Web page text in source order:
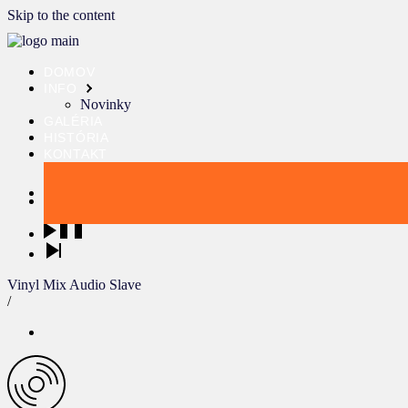
Skip to the content
Novinky
Vinyl Mix Audio Slave
/